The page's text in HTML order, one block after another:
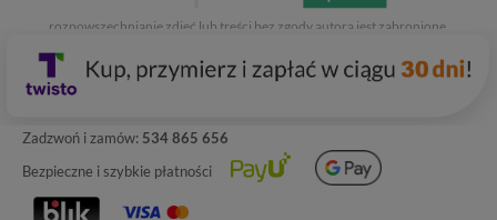
Zadzwoń i zamów: 534 865 656
Bezpieczne i szybkie płatności
. Kopiowanie, przetwarzanie,
rozpowszechnianie zdjęć lub treści bez zgody autora jest zabronione.